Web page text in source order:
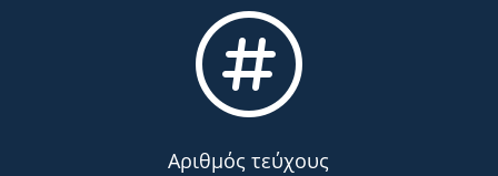

Αριθμός τεύχους